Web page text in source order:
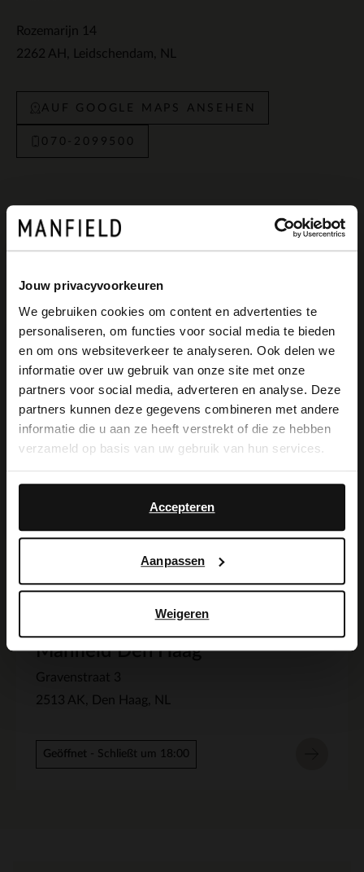
Jouw privacyvoorkeuren
We gebruiken cookies om content en advertenties te
personaliseren, om functies voor social media te bieden
en om ons websiteverkeer te analyseren. Ook delen we
informatie over uw gebruik van onze site met onze
partners voor social media, adverteren en analyse. Deze
partners kunnen deze gegevens combineren met andere
informatie die u aan ze heeft verstrekt of die ze hebben
verzameld op basis van uw gebruik van hun services.
Accepteren
Aanpassen
Weigeren
Rozemarijn 14
2262 AH
Leidschendam NL
AUF GOOGLE MAPS ANSEHEN
070-2099500
Geschäfte in der Nähe
Manfield Den Haag
Spuistraat 41
2511 BC Den Haag NL
Geöffnet- Schließt um 18:00
Manfield Den Haag
Geöffnet- Schließt um 18:00
Manfield Den Haag
Gravenstraat 3
2513 AK
Den Haag NL
Geöffnet - Schließt um 18:00
×
View this website in English?
It looks like your language isn't Dutch. Would
you like to switch to English?
English